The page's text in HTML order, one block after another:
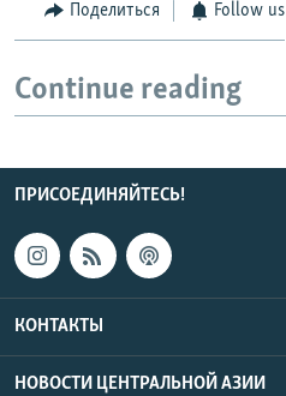
Поделиться Follow us
Continue reading
ПРИСОЕДИНЯЙТЕСЬ!
КОНТАКТЫ
НОВОСТИ ЦЕНТРАЛЬНОЙ АЗИИ